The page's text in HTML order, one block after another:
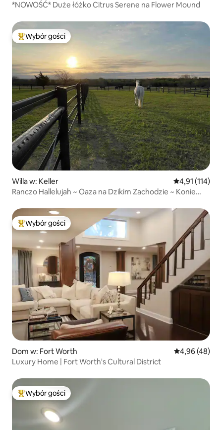
*NOWOŚĆ* Duże łóżko Citrus Serene na Flower Mound
Najpopularniejsze z kategorii Wybór gości
Wybór gości
Willa w: Keller Średnia
4,91 (114)
Ranczo Hallelujah ~ Oaza na Dzikim Zachodzie ~ Konie
Najpopularniejsze z kategorii Wybór gości
Wybór gości
Dom w: Fort Worth Średnia
4,96 (48)
Luxury Home | Fort Worth's Cultural District
Najpopularniejsze z kategorii Wybór gości
Wybór gości